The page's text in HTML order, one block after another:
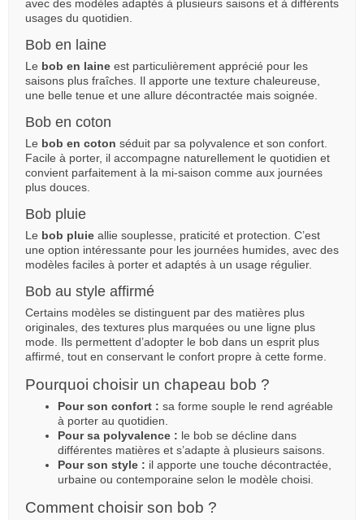
avec des modèles adaptés à plusieurs saisons et à différents
usages du quotidien.
Bob en laine
Le bob en laine est particulièrement apprécié pour les
saisons plus fraîches. Il apporte une texture chaleureuse,
une belle tenue et une allure décontractée mais soignée.
Bob en coton
Le bob en coton séduit par sa polyvalence et son confort.
Facile à porter, il accompagne naturellement le quotidien et
convient parfaitement à la mi-saison comme aux journées
plus douces.
Bob pluie
Le bob pluie allie souplesse, praticité et protection. C’est
une option intéressante pour les journées humides, avec des
modèles faciles à porter et adaptés à un usage régulier.
Bob au style affirmé
Certains modèles se distinguent par des matières plus
originales, des textures plus marquées ou une ligne plus
mode. Ils permettent d’adopter le bob dans un esprit plus
affirmé, tout en conservant le confort propre à cette forme.
Pourquoi choisir un chapeau bob ?
Pour son confort : sa forme souple le rend agréable
à porter au quotidien.
Pour sa polyvalence : le bob se décline dans
différentes matières et s’adapte à plusieurs saisons.
Pour son style : il apporte une touche décontractée,
urbaine ou contemporaine selon le modèle choisi.
Comment choisir son bob ?